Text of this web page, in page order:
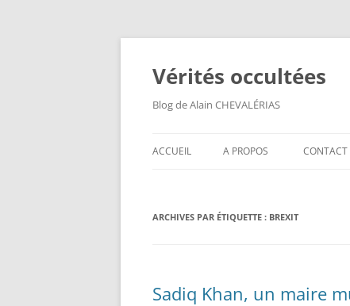
Aller
contenu
Vérités occultées
Blog de Alain CHEVALÉRIAS
ACCUEIL A PROPOS CONTACT
ARCHIVES PAR ÉTIQUETTE : BREXIT
Sadiq Khan, un maire